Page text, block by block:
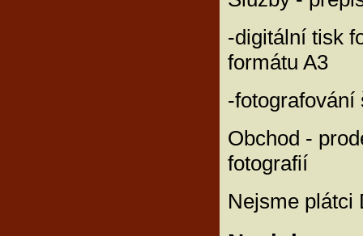
-digitální tisk
formátu A3
-
Obchod -
fotografií
Nejsme plátci